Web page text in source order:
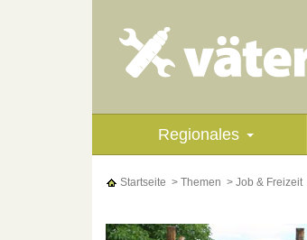
Regionales
Startseite > Themen > Job & Freizeit